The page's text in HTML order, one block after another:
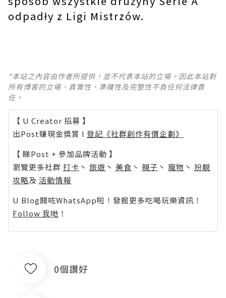
odpadły z Ligi Mistrzów.
*本站之內容由作者所提供，並不代表本站的立場。因此本站對
所有博客的立場、真實性、準確性及完整性不負任何法律責
任。
【 U Creator 招募 】
出Post賺現金獎賞 l 登記《社群創作有價企劃》
【 睇Post + 參加品牌活動 】
瀏覽更多社群 打卡 丶 旅遊 丶 美食 丶 親子 丶 寵物 丶 扮靚
攻略及 活動情報
U Blog開咗WhatsApp啦！發掘更多吃喝玩樂資訊！
Follow 我哋 ！
0個讚好